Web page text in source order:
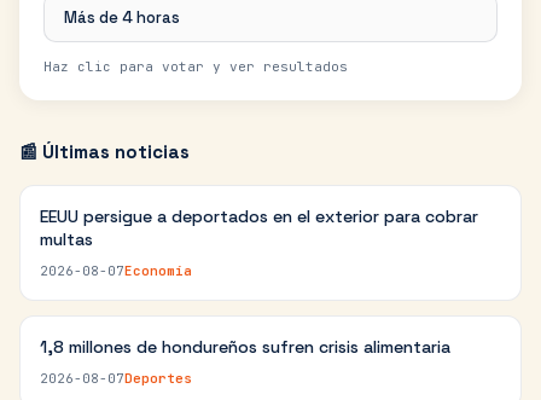
Más de 4 horas
Haz clic para votar y ver resultados
📰 Últimas noticias
EEUU persigue a deportados en el exterior para cobrar
multas
2026-08-07Economía
1,8 millones de hondureños sufren crisis alimentaria
2026-08-07Deportes